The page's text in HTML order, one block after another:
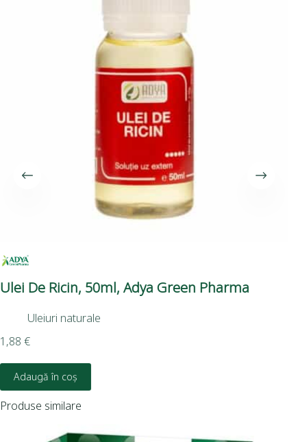
Ulei De Ricin, 50ml, Adya Green Pharma
Uleiuri naturale
1,88 €
Adaugă în coș
Produse similare